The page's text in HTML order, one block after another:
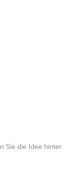
Sie die Idee hinter